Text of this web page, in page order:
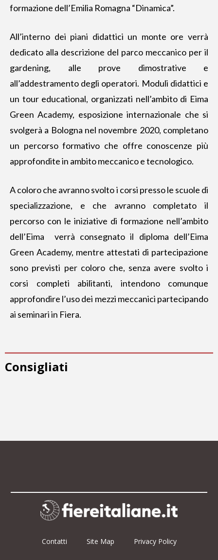
formazione dell’Emilia Romagna “Dinamica”.
All’interno dei piani didattici un monte ore verrà
dedicato alla descrizione del parco meccanico per il
gardening, alle prove dimostrative e
all’addestramento degli operatori. Moduli didattici e
un tour educational, organizzati nell’ambito di Eima
Green Academy, esposizione internazionale che si
svolgerà a Bologna nel novembre 2020, completano
un percorso formativo che offre conoscenze più
approfondite in ambito meccanico e tecnologico.
A coloro che avranno svolto i corsi presso le scuole di
specializzazione, e che avranno completato il
percorso con le iniziative di formazione nell’ambito
dell’Eima verrà consegnato il diploma dell’Eima
Green Academy, mentre attestati di partecipazione
sono previsti per coloro che, senza avere svolto i
corsi completi abilitanti, intendono comunque
approfondire l’uso dei mezzi meccanici partecipando
ai seminari in Fiera.
Consigliati
Contatti Site Map Privacy Policy